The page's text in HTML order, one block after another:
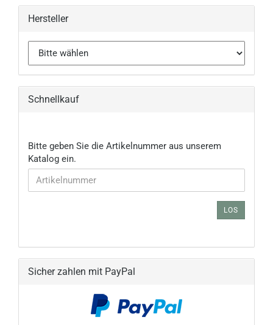
Hersteller
Schnellkauf
BITTE
GEBEN
SIE
DIE
EIN.
Bitte geben Sie die Artikelnummer aus unserem
Katalog ein.
LOS
Sicher zahlen mit PayPal